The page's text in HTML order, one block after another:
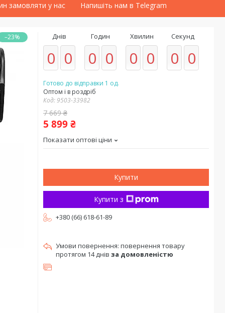
замовляти у нас Напишіть нам в Telegram
–23% Днів
0 0
Годин
0 0
Хвилин
0 0
Секунд
0 0
Готово до відправки 1 од.
Оптом і в роздріб
Код:9503-33982
7 669 ₴
5 899 ₴
Показати оптові ціни
Купити
Купити з
+380 (66) 618-61-89
повернення товару
протягом 14 днів за домовленістю